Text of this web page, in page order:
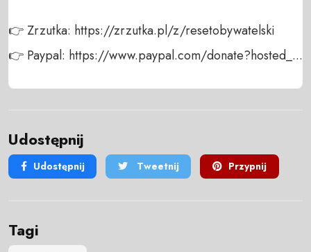
👉 Zrzutka: https://zrzutka.pl/z/resetobywatelski
👉 Paypal: https://www.paypal.com/donate?hosted_...
Udostępnij
Udostępnij Tweetnij Przypnij
Tagi